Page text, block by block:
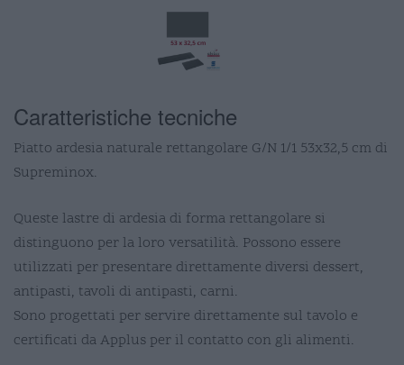
Caratteristiche tecniche
Piatto ardesia naturale rettangolare G/N 1/1 53x32,5 cm di
Supreminox.
Queste lastre di ardesia di forma rettangolare si
distinguono per la loro versatilità. Possono essere
utilizzati per presentare direttamente diversi dessert,
antipasti, tavoli di antipasti, carni.
Sono progettati per servire direttamente sul tavolo e
certificati da Applus per il contatto con gli alimenti.